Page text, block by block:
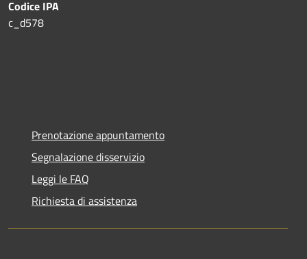
Codice IPA
c_d578
Prenotazione appuntamento
Segnalazione disservizio
Leggi le FAQ
Richiesta di assistenza